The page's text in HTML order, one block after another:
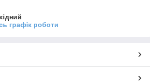
графік роботи